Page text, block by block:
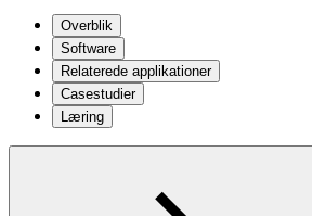
Overblik
Software
Relaterede applikationer
Casestudier
Læring